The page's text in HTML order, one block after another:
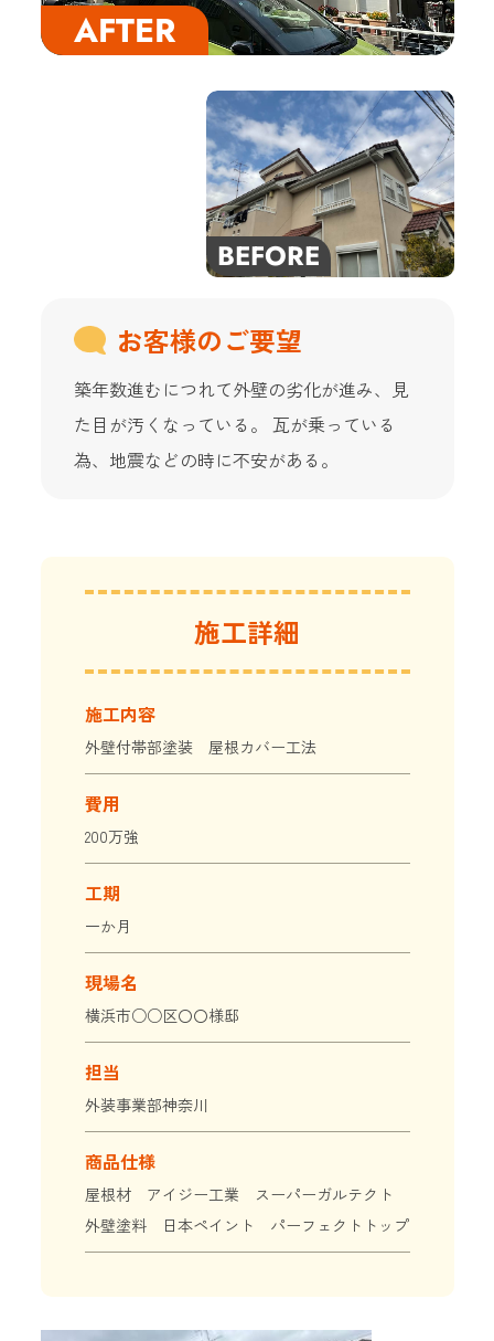
お客様のご要望
築年数進むにつれて外壁の劣化が進み、見
た目が汚くなっている。 瓦が乗っている
為、地震などの時に不安がある。
施工詳細
施工内容
外壁付帯部塗装 屋根カバー工法
費用
200万強
工期
一か月
現場名
横浜市○○区〇〇様邸
担当
外装事業部神奈川
商品仕様
屋根材 アイジー工業 スーパーガルテクト
外壁塗料 日本ペイント パーフェクトトップ